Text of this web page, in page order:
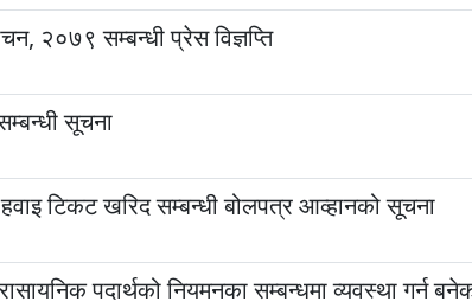
२०७९ सम्बन्धी प्रेस विज्ञप्ति
सूचना
टिकट खरिद सम्बन्धी बोलपत्र आव्हानको सूचना
पदार्थको नियमनका सम्बन्धमा व्यवस्था गर्न